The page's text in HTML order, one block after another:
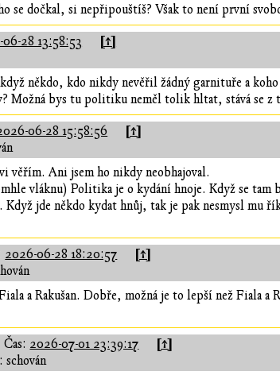
se dočkal, si nepřipouštíš? Však to není první
28 13:58:53 [↑]
když někdo, kdo nikdy nevěřil žádný garnituře a
Možná bys tu politiku neměl tolik hltat, stává se z
06-28 15:58:56 [↑]
věřím. Ani jsem ho nikdy neobhajoval.
vláknu) Politika je o kydání hnoje. Když se tam
jde někdo kydat hnůj, tak je pak nesmysl mu
2026-06-28 18:20:57 [↑]
a Rakušan. Dobře, možná je to lepší než Fiala a
Čas: 2026-07-01 23:39:17 [↑]
schován